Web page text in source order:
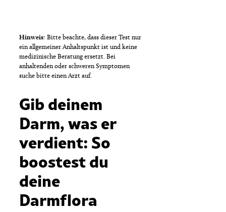
Hinweis: Bitte beachte, dass dieser Test nur
ein allgemeiner Anhaltspunkt ist und keine
medizinische Beratung ersetzt. Bei
anhaltenden oder schweren Symptomen
suche bitte einen Arzt auf.
Gib deinem
Darm, was er
verdient: So
boostest du
deine
Darmflora